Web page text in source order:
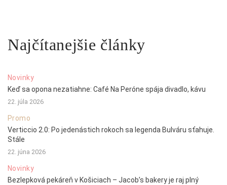
Najčítanejšie články
Novinky
Keď sa opona nezatiahne: Café Na Peróne spája divadlo, kávu
22. júla 2026
Promo
Verticcio 2.0: Po jedenástich rokoch sa legenda Bulváru sťahuje.
Stále
22. júna 2026
Novinky
Bezlepková pekáreň v Košiciach – Jacob’s bakery je raj plný